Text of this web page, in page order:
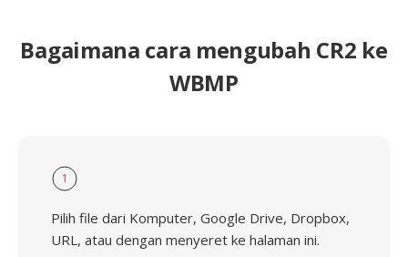
Bagaimana cara mengubah CR2 ke
WBMP
1
Pilih file dari Komputer, Google Drive, Dropbox,
URL, atau dengan menyeret ke halaman ini.